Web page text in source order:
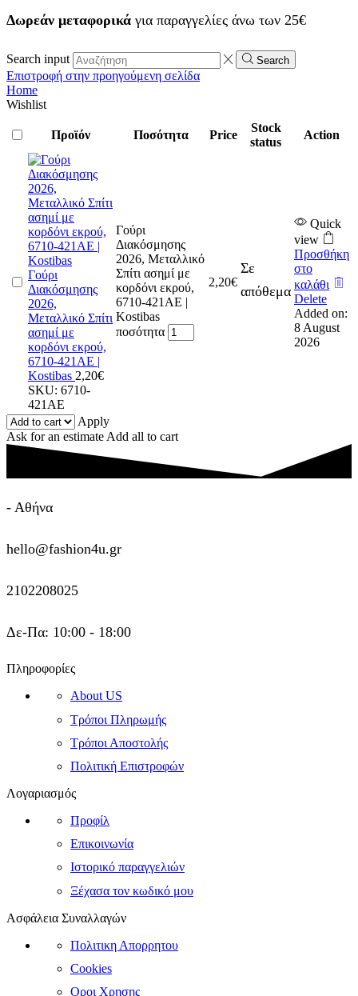
Δωρεάν μεταφορικά για παραγγελίες άνω των 25€
Search input Search
Επιστροφή στην προηγούμενη σελίδα
Home
Wishlist
Προϊόν Ποσότητα Price
Stock
status
Action
Γούρι
Διακόσμησης
2026,
Μεταλλικό Σπίτι
ασημί με
κορδόνι εκρού,
6710-421AE |
Kostibas 2,20€
SKU: 6710-
421AE
Γούρι
Διακόσμησης
2026, Μεταλλικό
Σπίτι ασημί με
κορδόνι εκρού,
6710-421AE |
Kostibas
ποσότητα
2,20€
Σε
απόθεμα
Quick
view
Προσθήκη
στο
καλάθι
Delete
Added on:
8 August
2026
Apply
Ask for an estimate Add all to cart
- Αθήνα
hello@fashion4u.gr
2102208025
Δε-Πα: 10:00 - 18:00
Πληροφορίες
About US
Τρόποι Πληρωμής
Τρόποι Αποστολής
Πολιτική Επιστροφών
Λογαριασμός
Προφίλ
Επικοινωνία
Ιστορικό παραγγελιών
Ξέχασα τον κωδικό μου
Ασφάλεια Συναλλαγών
Πολιτικη Απορρητου
Cookies
Οροι Χρησης